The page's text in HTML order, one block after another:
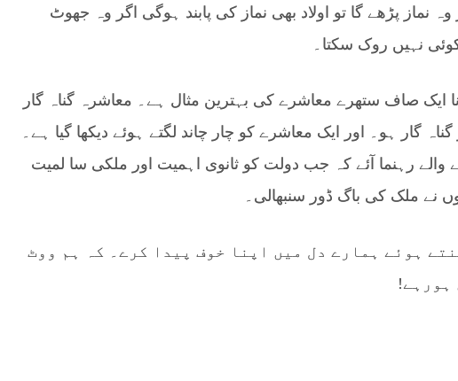
پڑھے گا تو اولاد بھی نماز کی پابند ہوگی اگر وہ جھوٹ
نہیں روک سکتا۔
ایک صاف ستھرے معاشرے کی بہترین مثال ہے۔ معاشرہ گناہ گار
گار ہو۔ اور ایک معاشرے کو چار چاند لگتے ہوئے دیکھا گیا ہے۔
رہنما آئے کہ جب دولت کو ثانوی اہمیت اور ملکی سا لمیت
نے ملک کی باگ ڈور سنبھالی۔
ہوئے ہمارے دل میں اپنا خوف پیدا کرے۔ کہ ہم ووٹ
ہورہے!